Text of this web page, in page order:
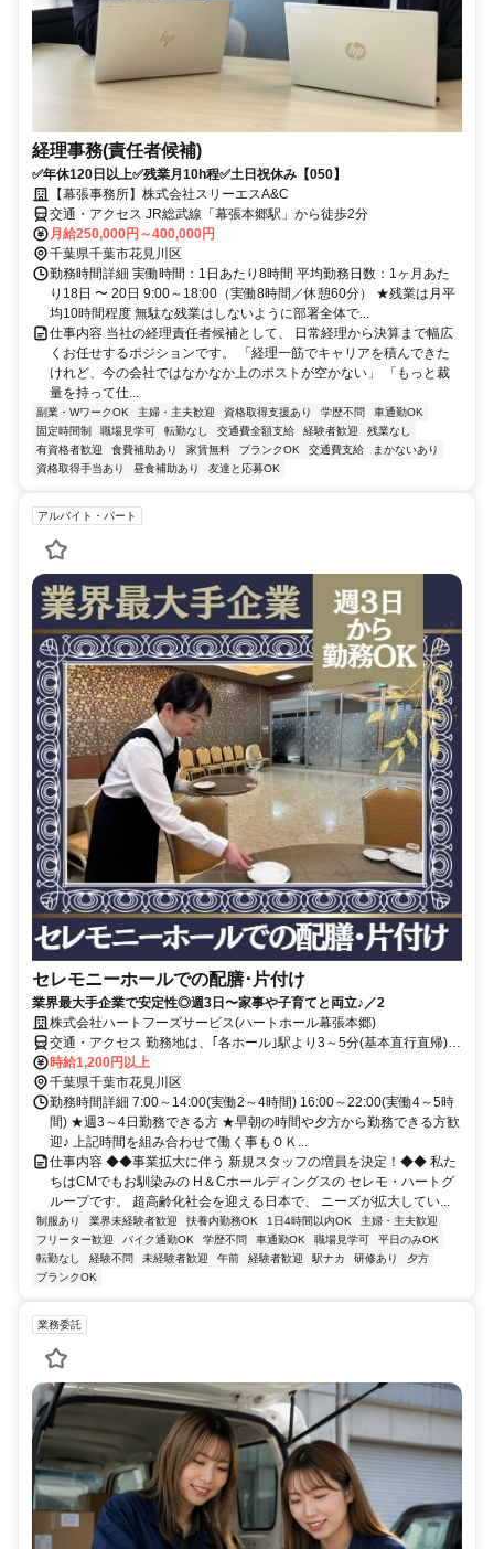
経理事務(責任者候補)
✅年休120日以上✅残業月10h程✅土日祝休み【050】
【幕張事務所】株式会社スリーエスA&C
交通・アクセス JR総武線「幕張本郷駅」から徒歩2分
月給250,000円～400,000円
千葉県千葉市花見川区
勤務時間詳細 実働時間：1日あたり8時間 平均勤務日数：1ヶ月あた
り18日 〜 20日 9:00～18:00（実働8時間／休憩60分） ★残業は月平
均10時間程度 無駄な残業はしないように部署全体で...
仕事内容 当社の経理責任者候補として、 日常経理から決算まで幅広
くお任せするポジションです。 「経理一筋でキャリアを積んできた
けれど、今の会社ではなかなか上のポストが空かない」 「もっと裁
量を持って仕...
副業・WワークOK 主婦・主夫歓迎 資格取得支援あり 学歴不問
車通勤OK
固定時間制
職場見学可 転勤なし 交通費全額支給 経験者歓迎
残業なし
有資格者歓迎
食費補助あり 家賃無料 ブランクOK 交通費支給
まかないあり
資格取得手当あり
昼食補助あり 友達と応募OK
アルバイト・パート
セレモニーホールでの配膳･片付け
業界最大手企業で安定性◎週3日〜家事や子育てと両立♪／2
株式会社ハートフーズサービス(ハートホール幕張本郷)
交通・アクセス 勤務地は、｢各ホール｣駅より3～5分(基本直行直帰)の
駅近現場多数
時給1,200円以上
千葉県千葉市花見川区
勤務時間詳細 7:00～14:00(実働2～4時間) 16:00～22:00(実働4～5時
間) ★週3～4日勤務できる方 ★早朝の時間や夕方から勤務できる方歓
迎♪ 上記時間を組み合わせて働く事もＯＫ...
仕事内容 ◆◆事業拡大に伴う 新規スタッフの増員を決定！◆◆ 私た
ちはCMでもお馴染みの H＆Cホールディングスの セレモ・ハートグ
ループです。 超高齢化社会を迎える日本で、 ニーズが拡大してい...
制服あり 業界未経験者歓迎 扶養内勤務OK 1日4時間以内OK
主婦・主夫歓迎
フリーター歓迎
バイク通勤OK 学歴不問 車通勤OK 職場見学可
平日のみOK
転勤なし
経験不問 未経験者歓迎 午前 経験者歓迎 駅ナカ 研修あり
夕方
ブランクOK
業務委託